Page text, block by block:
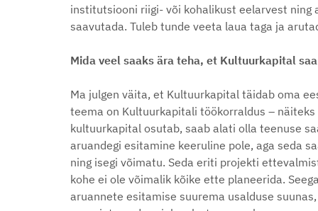
institutsiooni riigi- või kohalikust eelarvest ning
saavutada. Tuleb tunde veeta laua taga ja
Mida veel saaks ära teha, et Kultuurkapital
Ma julgen väita, et Kultuurkapital täidab oma
teema on Kultuurkapitali töökorraldus –
kultuurkapital osutab, saab alati olla teenuse
aruandegi esitamine keeruline pole, aga seda
ning isegi võimatu. Seda eriti projekti
kohe ei ole võimalik kõike ette planeerida.
aruannete esitamise suurema usalduse